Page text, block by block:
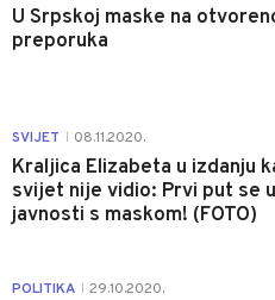
U Srpskoj maske na
preporuka
SVIJET 08.11.2020.
Kraljica Elizabeta u izdanju
svijet nije vidio: Prvi put se u
javnosti s maskom! (FOTO)
POLITIKA 29.10.2020.